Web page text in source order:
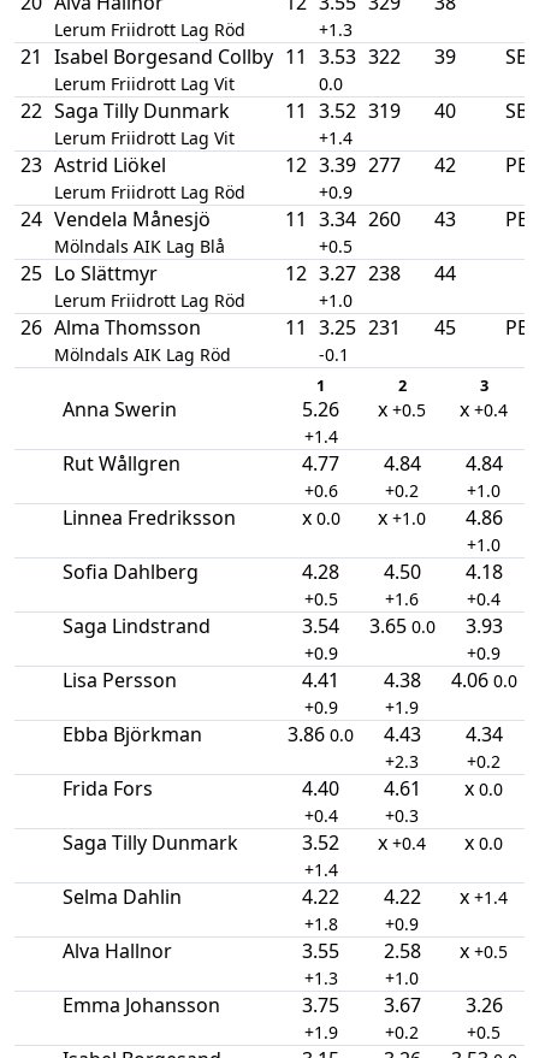
Lerum Friidrott Lag Röd +1.3
21 Isabel Borgesand Collby
Lerum Friidrott Lag Vit
11 3.53
0.0
322 39 SB
22 Saga Tilly Dunmark
Lerum Friidrott Lag Vit
11 3.52
+1.4
319 40 SB
23 Astrid Liökel
Lerum Friidrott Lag Röd
12 3.39
+0.9
277 42 PB
24 Vendela Månesjö
Mölndals AIK Lag Blå
11 3.34
+0.5
260 43 PB
25 Lo Slättmyr
Lerum Friidrott Lag Röd
12 3.27
+1.0
238 44
26 Alma Thomsson
Mölndals AIK Lag Röd
11 3.25
-0.1
231 45 PB
1 2 3
Anna Swerin 5.26
+1.4
x +0.5 x +0.4
Rut Wållgren 4.77
+0.6
4.84
+0.2
4.84
+1.0
Linnea Fredriksson x 0.0 x +1.0 4.86
+1.0
Sofia Dahlberg 4.28
+0.5
4.50
+1.6
4.18
+0.4
Saga Lindstrand 3.54
+0.9
3.65 0.0 3.93
+0.9
Lisa Persson 4.41
+0.9
4.38
+1.9
4.06 0.0
Ebba Björkman 3.86 0.0 4.43
+2.3
4.34
+0.2
Frida Fors 4.40
+0.4
4.61
+0.3
x 0.0
Saga Tilly Dunmark 3.52
+1.4
x +0.4 x 0.0
Selma Dahlin 4.22
+1.8
4.22
+0.9
x +1.4
Alva Hallnor 3.55
+1.3
2.58
+1.0
x +0.5
Emma Johansson 3.75
+1.9
3.67
+0.2
3.26
+0.5